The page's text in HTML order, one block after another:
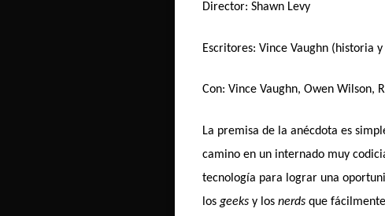
Director: Shawn Levy
Escritores: Vince Vaughn (historia
Con: Vince Vaughn, Owen Wilson,
La premisa de la anécdota es
camino en un internado muy
tecnología para lograr una
los geeks y los nerds que